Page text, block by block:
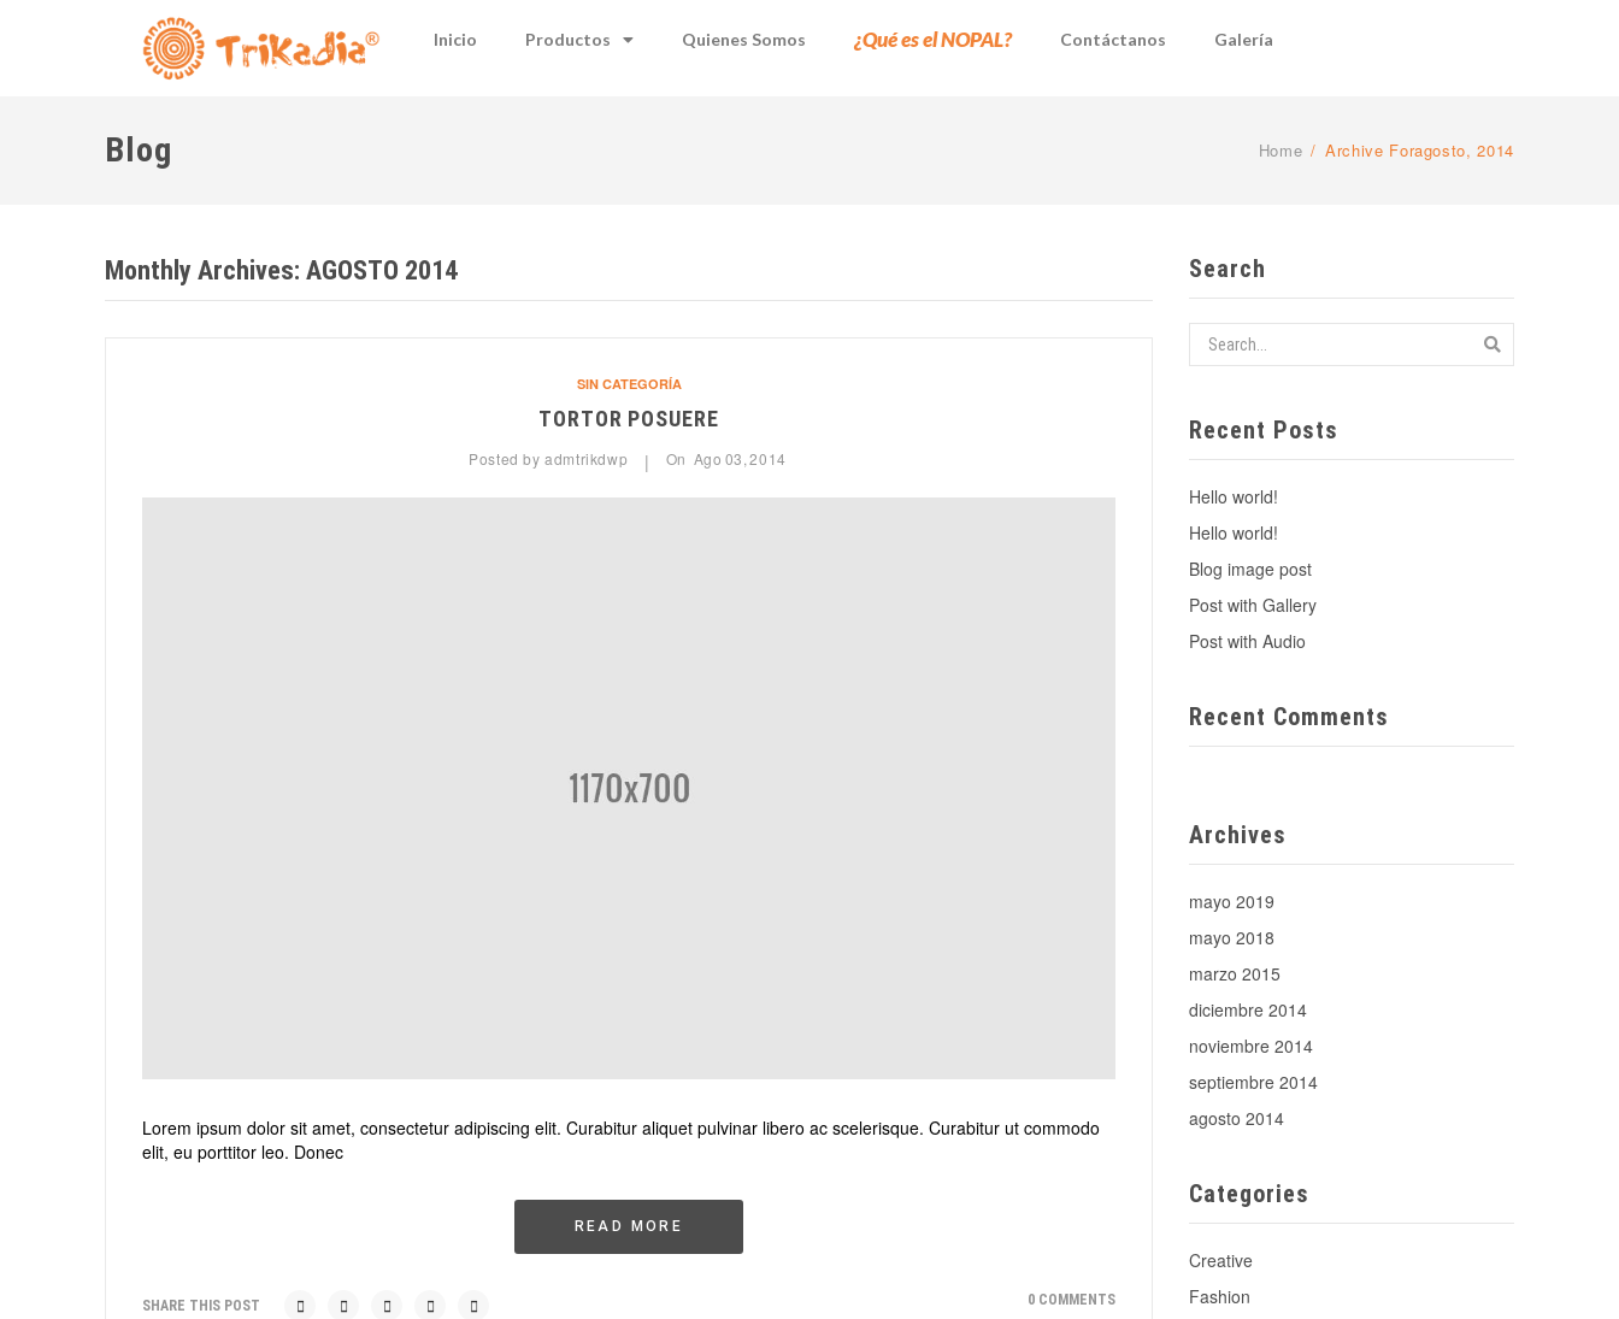
Inicio Productos Quienes Somos ¿Qué es el NOPAL? Contáctanos Galería
Blog Home / Archive Foragosto, 2014
Monthly Archives: AGOSTO 2014
SIN CATEGORÍA
TORTOR POSUERE
Posted byadmtrikdwp | On Ago 03,2014
Lorem ipsum dolor sit amet, consectetur adipiscing elit. Curabitur aliquet pulvinar libero ac scelerisque. Curabitur ut commodo
elit, eu porttitor leo. Donec
READ MORE
SHARE THIS POST 0 COMMENTS
Search
Recent Posts
Hello world!
Hello world!
Blog image post
Post with Gallery
Post with Audio
Recent Comments
Archives
mayo 2019
mayo 2018
marzo 2015
diciembre 2014
noviembre 2014
septiembre 2014
agosto 2014
Categories
Creative
Fashion